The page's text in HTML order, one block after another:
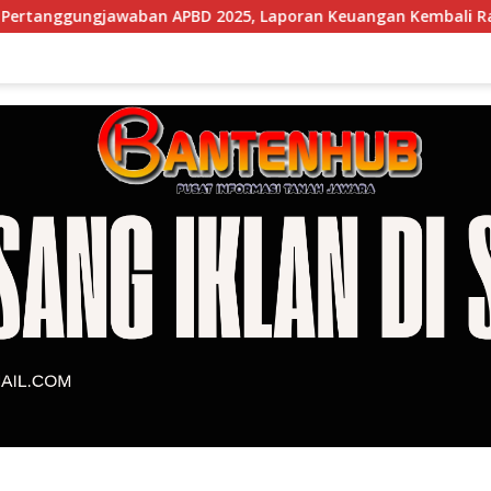
2025, Laporan Keuangan Kembali Raih Opini WTP